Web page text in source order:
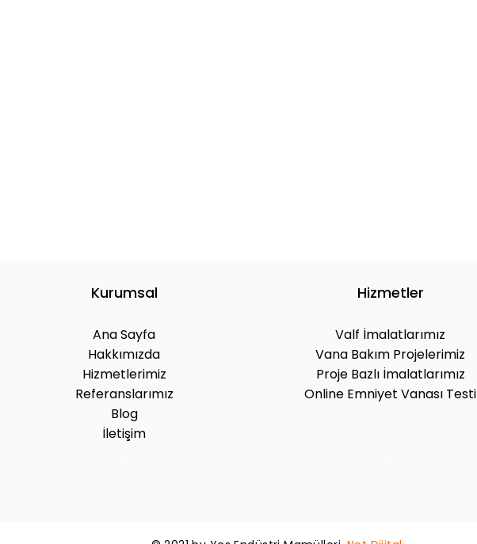
Kurumsal
Ana Sayfa
Hakkımızda
Hizmetlerimiz
Referanslarımız
Blog
İletişim
Hizmetler
Valf İmalatlarımız
Vana Bakım Projelerimiz
Proje Bazlı İmalatlarımız
Online Emniyet Vanası Testi